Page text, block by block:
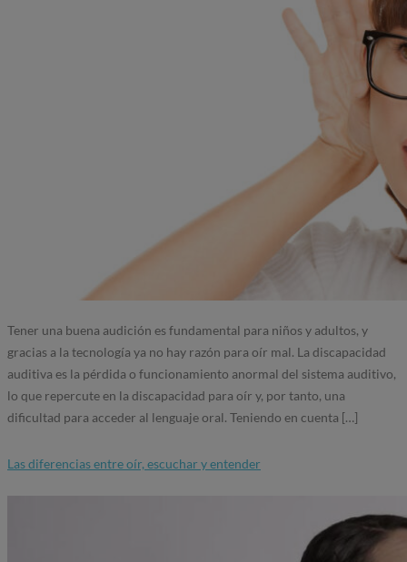
Tener una buena audición es fundamental para niños y adultos, y
gracias a la tecnología ya no hay razón para oír mal. La discapacidad
auditiva es la pérdida o funcionamiento anormal del sistema auditivo,
lo que repercute en la discapacidad para oír y, por tanto, una
dificultad para acceder al lenguaje oral. Teniendo en cuenta […]
Las diferencias entre oír, escuchar y entender